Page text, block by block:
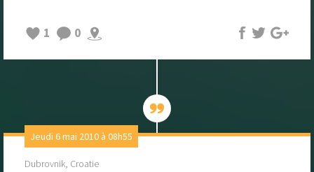
1 0
Jeudi 6 mai 2010 à 08h55
Dubrovnik, Croatie